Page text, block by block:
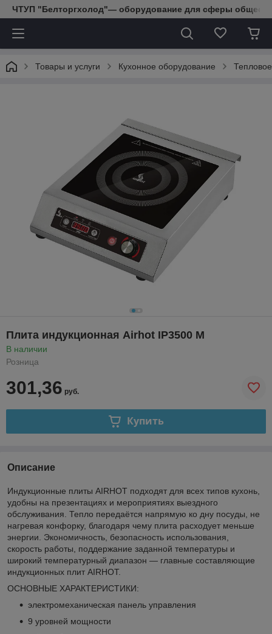
ЧТУП "Белторгхолод"— оборудование для сферы
Товары и услуги Кухонное оборудование
Плита индукционная Airhot IP3500 M
В наличии
Розница
301,36 руб.
Купить
Описание
Индукционные плиты AIRHOT подходят для всех типов кухонь,
удобны на презентациях и мероприятиях выездного
обслуживания. Тепло передаётся напрямую ко дну посуды, не
нагревая конфорку, благодаря чему плита расходует меньше
энергии. Экономичность, безопасность использования,
скорость работы, поддержание заданной температуры и
широкий температурный диапазон — главные составляющие
индукционных плит AIRHOT.
ОСНОВНЫЕ ХАРАКТЕРИСТИКИ:
электромеханическая панель управления
9 уровней мощности